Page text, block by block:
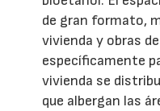
de gran formato,
vivienda y obras
específicamente
vivienda se
que albergan las